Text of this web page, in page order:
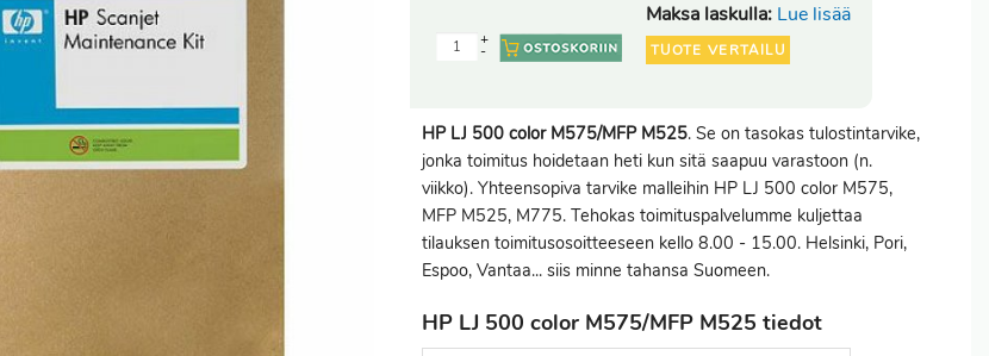
-
+
Maksa laskulla: Lue lisää
TUOTE VERTAILU
HP LJ 500 color M575/MFP M525. Se on tasokas tulostintarvike,
jonka toimitus hoidetaan heti kun sitä saapuu varastoon (n.
viikko). Yhteensopiva tarvike malleihin HP LJ 500 color M575,
MFP M525, M775. Tehokas toimituspalvelumme kuljettaa
tilauksen toimitusosoitteeseen kello 8.00 - 15.00. Helsinki, Pori,
Espoo, Vantaa... siis minne tahansa Suomeen.
HP LJ 500 color M575/MFP M525 tiedot